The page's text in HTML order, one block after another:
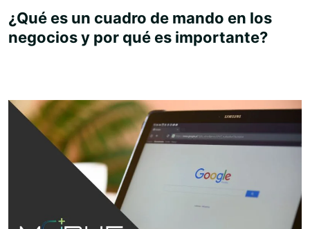
¿Qué es un cuadro de mando en los
negocios y por qué es importante?